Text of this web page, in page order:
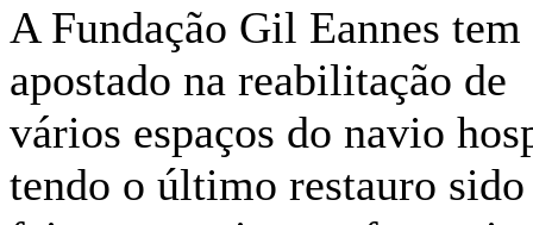
A Fundação Gil Eannes tem
apostado na reabilitação de
vários espaços do navio
tendo o último restauro sido